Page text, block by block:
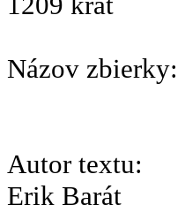
Názov zbierky:
Autor textu:
Erik Barát